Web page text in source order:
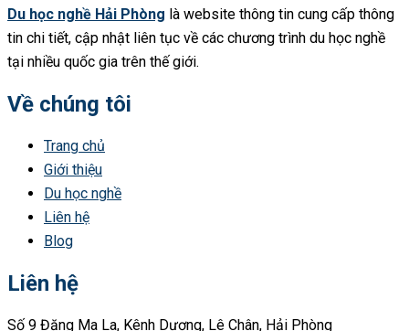
Du học nghề Hải Phòng là website thông tin cung cấp thông
tin chi tiết, cập nhật liên tục về các chương trình du học nghề
tại nhiều quốc gia trên thế giới.
Về chúng tôi
Trang chủ
Giới thiệu
Du học nghề
Liên hệ
Blog
Liên hệ
Số 9 Đặng Ma La, Kênh Dương, Lê Chân, Hải Phòng